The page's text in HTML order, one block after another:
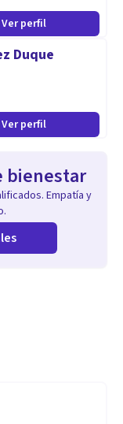
Ver perfil
Duque
Ver perfil
bienestar
Empatía y